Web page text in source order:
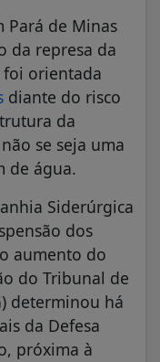
Pará de Minas
da represa da
foi orientada
diante do risco
da
se seja uma
de água.
Siderúrgica
dos
aumento do
do Tribunal de
determinou há
da Defesa
próxima à